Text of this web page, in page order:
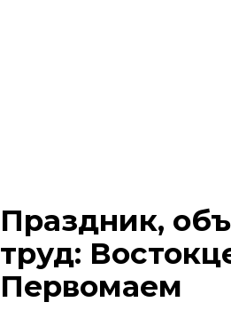
Праздник,
труд:
Первомаем